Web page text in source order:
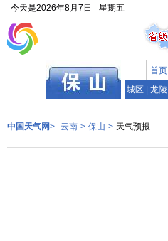
今天是2026年8月7日
星期五
首页
城区
龙陵
中国天气网> 云南 > 保山 > 天气预报